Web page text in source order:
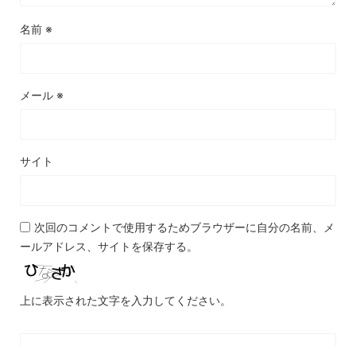
名前 ※
メール ※
サイト
次回のコメントで使用するためブラウザーに自分の名前、メ
ールアドレス、サイトを保存する。
上に表示された文字を入力してください。